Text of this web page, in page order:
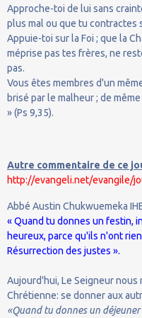
Approche-toi de lui sans
plus mal ou que tu contractes
Appuie-toi sur la Foi ; que la
méprise pas tes frères, ne
pas.
Vous êtes membres d'un
brisé par le malheur ; de
» (Ps 9,35).
Autre commentaire de ce
http://evangeli.net/evangile/
Abbé Austin Chukwuemeka
« Quand tu donnes un festin,
heureux, parce qu'ils n'ont
Résurrection des justes ».
Aujourd'hui, Le Seigneur
Chrétienne: se donner aux
«Quand tu donnes un